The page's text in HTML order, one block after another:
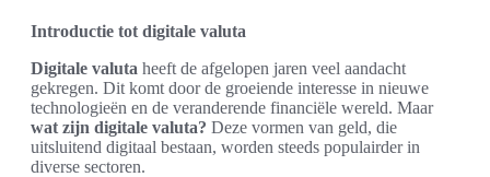
Introductie tot digitale valuta
Digitale valuta heeft de afgelopen jaren veel aandacht
gekregen. Dit komt door de groeiende interesse in nieuwe
technologieën en de veranderende financiële wereld. Maar
wat zijn digitale valuta? Deze vormen van geld, die
uitsluitend digitaal bestaan, worden steeds populairder in
diverse sectoren.